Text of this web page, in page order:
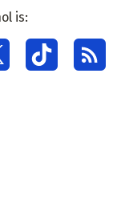
is: